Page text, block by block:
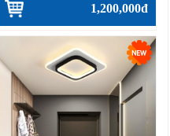
1,200,000đ